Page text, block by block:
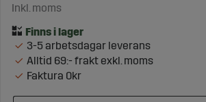
Inkl. moms
3-5 arbetsdagar leverans
Alltid 69:- frakt exkl. moms
Faktura 0kr